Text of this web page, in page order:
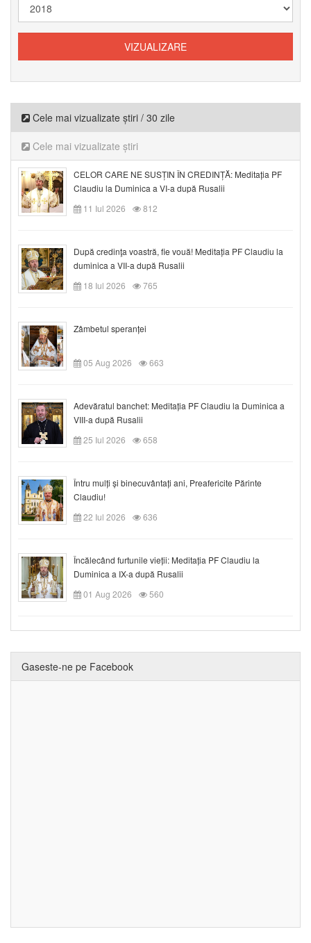
Cele mai vizualizate știri / 30 zile
Cele mai vizualizate știri
CELOR CARE NE SUSȚIN ÎN CREDINȚĂ: Meditația PF
Claudiu la Duminica a VI-a după Rusalii
11 Iul 2026
812
După credinţa voastră, fie vouă! Meditația PF Claudiu la
duminica a VII-a după Rusalii
18 Iul 2026
765
Zâmbetul speranței
05 Aug 2026 663
Adevăratul banchet: Meditația PF Claudiu la Duminica a
VIII-a după Rusalii
25 Iul 2026
658
Întru mulți și binecuvântați ani, Preafericite Părinte
Claudiu!
22 Iul 2026
636
Încălecând furtunile vieții: Meditația PF Claudiu la
Duminica a IX-a după Rusalii
01 Aug 2026
560
Gaseste-ne pe Facebook